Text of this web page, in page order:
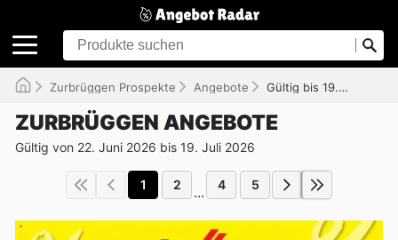
Zurbrüggen Prospekte Angebote Gültig bis 19.07.2026
ZURBRÜGGEN ANGEBOTE
Gültig von 22. Juni 2026 bis 19. Juli 2026
1 2 ... 4 5